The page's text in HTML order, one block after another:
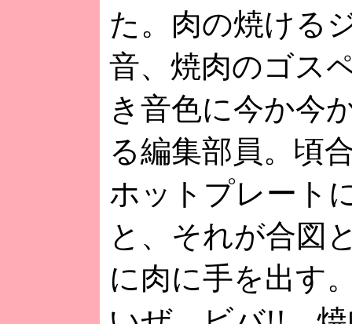
た。肉の焼ける
音、焼肉のゴス
き音色に今か今
る編集部員。頃
ホットプレート
と、それが合図
に肉に手を出す